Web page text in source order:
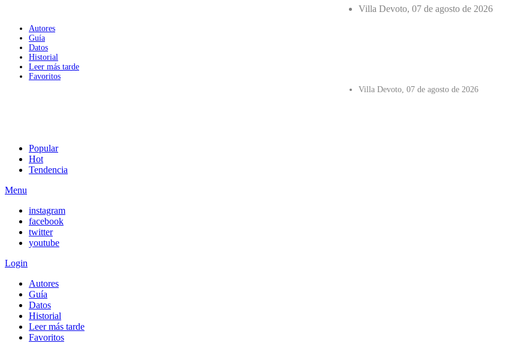
Villa Devoto, 07 de agosto de 2026
Autores
Guía
Datos
Historial
Leer más tarde
Favoritos
Villa Devoto, 07 de agosto de 2026
Popular
Hot
Tendencia
Menu
instagram
facebook
twitter
youtube
Login
Autores
Guía
Datos
Historial
Leer más tarde
Favoritos